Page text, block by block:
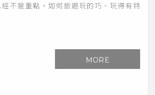
經不是重點，如何旅遊玩的巧、玩得有特
MORE